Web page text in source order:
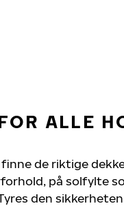
ALLE
de riktige
på solfylte
den